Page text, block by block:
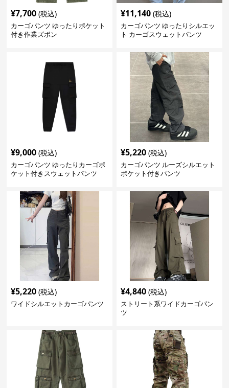
¥7,700 (税込)
カーゴパンツ ゆったりポケット
付き作業ズボン
¥11,140 (税込)
カーゴパンツ ゆったりシルエッ
ト カーゴスウェットパンツ
¥9,000 (税込)
カーゴパンツ ゆったりカーゴポ
ケット付きスウェットパンツ
¥5,220 (税込)
カーゴパンツ ルーズシルエット
ポケット付きパンツ
¥5,220 (税込)
ワイドシルエットカーゴパンツ
¥4,840 (税込)
ストリート系ワイドカーゴパン
ツ